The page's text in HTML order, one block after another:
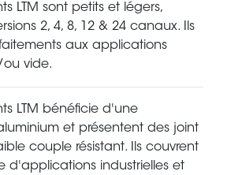
LTM sont petits et légers,
2, 4, 8, 12 & 24 canaux. Ils
aux applications
vide.
LTM bénéficie d'une
et présentent des joint
couple résistant. Ils couvrent
d'applications industrielles et